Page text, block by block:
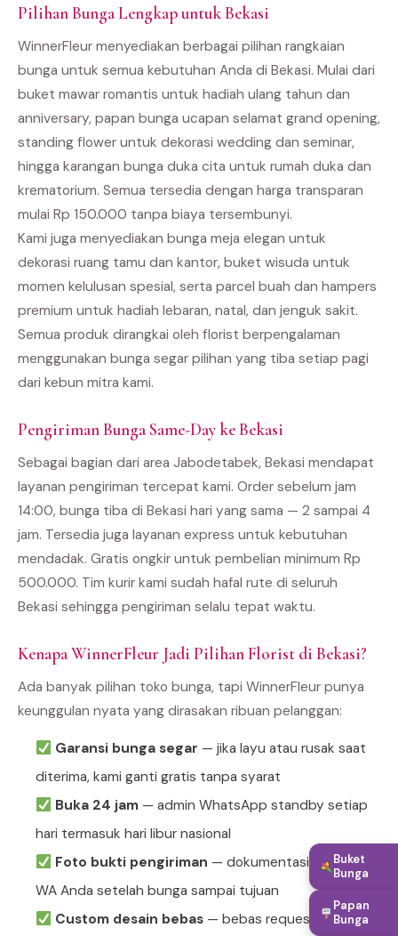
Pilihan Bunga Lengkap untuk Bekasi
WinnerFleur menyediakan berbagai pilihan rangkaian
bunga untuk semua kebutuhan Anda di Bekasi. Mulai dari
buket mawar romantis untuk hadiah ulang tahun dan
anniversary, papan bunga ucapan selamat grand opening,
standing flower untuk dekorasi wedding dan seminar,
hingga karangan bunga duka cita untuk rumah duka dan
krematorium. Semua tersedia dengan harga transparan
mulai Rp 150.000 tanpa biaya tersembunyi.
Kami juga menyediakan bunga meja elegan untuk
dekorasi ruang tamu dan kantor, buket wisuda untuk
momen kelulusan spesial, serta parcel buah dan hampers
premium untuk hadiah lebaran, natal, dan jenguk sakit.
Semua produk dirangkai oleh florist berpengalaman
menggunakan bunga segar pilihan yang tiba setiap pagi
dari kebun mitra kami.
Pengiriman Bunga Same-Day ke Bekasi
Sebagai bagian dari area Jabodetabek, Bekasi mendapat
layanan pengiriman tercepat kami. Order sebelum jam
14:00, bunga tiba di Bekasi hari yang sama — 2 sampai 4
jam. Tersedia juga layanan express untuk kebutuhan
mendadak. Gratis ongkir untuk pembelian minimum Rp
500.000. Tim kurir kami sudah hafal rute di seluruh
Bekasi sehingga pengiriman selalu tepat waktu.
Kenapa WinnerFleur Jadi Pilihan Florist di Bekasi?
Ada banyak pilihan toko bunga, tapi WinnerFleur punya
keunggulan nyata yang dirasakan ribuan pelanggan:
Garansi bunga segar — jika layu atau rusak saat
diterima, kami ganti gratis tanpa syarat
Buka 24 jam— admin WhatsApp standby setiap
hari termasuk hari libur nasional
Foto bukti pengiriman — dokumentasi dikirim ke
WA Anda setelah bunga sampai tujuan
Custom desain bebas— bebas request warna,
Buket
Bunga
Papan
Bunga